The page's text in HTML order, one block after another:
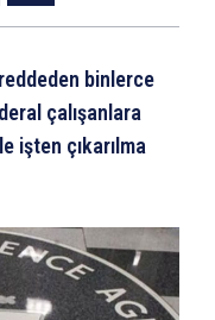
reddeden binlerce
çalışanlara
işten çıkarılma